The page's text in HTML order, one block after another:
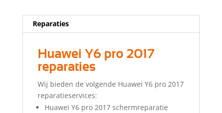
Reparaties
Huawei Y6 pro 2017
reparaties
Wij bieden de volgende Huawei Y6 pro 2017
reparatieservices:
Huawei Y6 pro 2017 schermreparatie